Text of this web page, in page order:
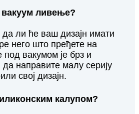
ливење?
да ли ће ваш дизајн имати
него што пређете на
вакумом је брз и
направите малу серију
свој дизајн.
калупом?